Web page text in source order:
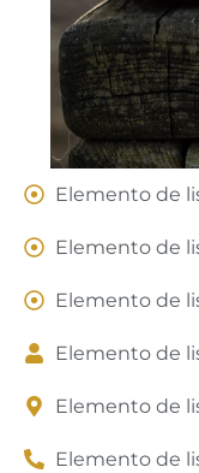
Elemento de
Elemento de
Elemento de
Elemento de
Elemento de
Elemento de